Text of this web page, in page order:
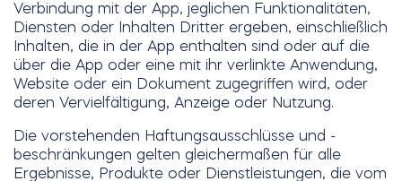
Verbindung mit der App, jeglichen Funktionalitäten,
Diensten oder Inhalten Dritter ergeben, einschließlich
Inhalten, die in der App enthalten sind oder auf die
über die App oder eine mit ihr verlinkte Anwendung,
Website oder ein Dokument zugegriffen wird, oder
deren Vervielfältigung, Anzeige oder Nutzung.
Die vorstehenden Haftungsausschlüsse und -
beschränkungen gelten gleichermaßen für alle
Ergebnisse, Produkte oder Dienstleistungen, die vom